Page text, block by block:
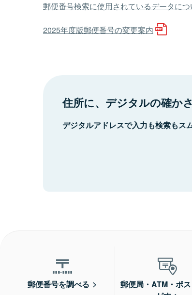
郵便番号検索に使用されているデータにつ
2025年度版郵便番号の変更案内
住所に、デジタルの確かさ
デジタルアドレスで入力も検索もス
郵便番号を調べる
郵便局・ATM・ポ